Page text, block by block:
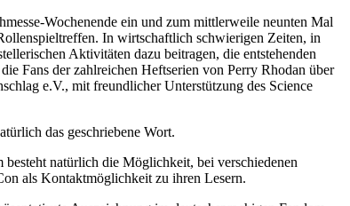
Wochenende ein und zum mittlerweile neunten Mal
In wirtschaftlich schwierigen Zeiten, in
Aktivitäten dazu beitragen, die entstehenden
Fans der zahlreichen Heftserien von Perry Rhodan über
e.V., mit freundlicher Unterstützung des Science
das geschriebene Wort.
natürlich die Möglichkeit, bei verschiedenen
als Kontaktmöglichkeit zu ihren Lesern.